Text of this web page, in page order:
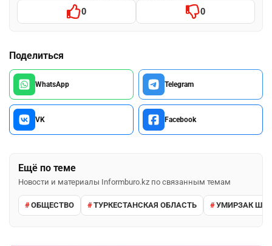
0 0
Поделиться
WhatsApp Telegram
VK Facebook
Ещё по теме
Новости и материалы Informburo.kz по связанным темам
ОБЩЕСТВО ТУРКЕСТАНСКАЯ ОБЛАСТЬ УМИРЗАК